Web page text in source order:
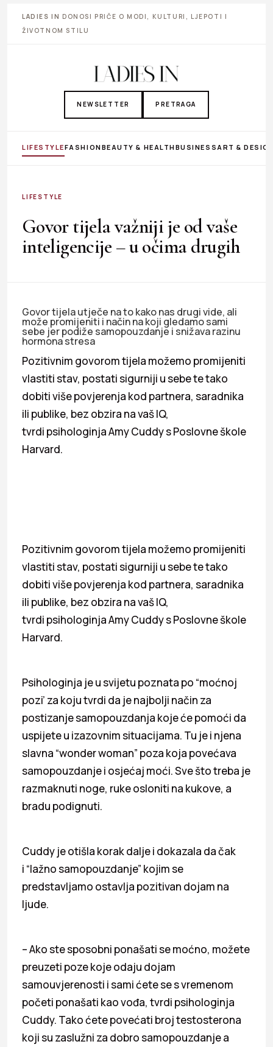
LADIES IN DONOSI PRIČE O MODI, KULTURI, LJEPOTI I
ŽIVOTNOM STILU
NEWSLETTER PRETRAGA
LIFESTYLEFASHIONBEAUTY & HEALTHBUSINESS ART &
LIFESTYLE
Govor tijela važniji je od vaše
inteligencije – u očima drugih
Govor tijela utječe na to kako nas drugi vide, ali
može promijeniti i način na koji gledamo sami
sebe jer podiže samopouzdanje i snižava razinu
hormona stresa
Pozitivnim govorom tijela možemo promijeniti
vlastiti stav, postati sigurniji u sebe te tako
dobiti više povjerenja kod partnera, saradnika
ili publike, bez obzira na vaš IQ,
tvrdi psihologinja Amy Cuddy s Poslovne škole
Harvard.
Pozitivnim govorom tijela možemo promijeniti
vlastiti stav, postati sigurniji u sebe te tako
dobiti više povjerenja kod partnera, saradnika
ili publike, bez obzira na vaš IQ,
tvrdi psihologinja Amy Cuddy s Poslovne škole
Harvard.
Psihologinja je u svijetu poznata po “moćnoj
pozi’ za koju tvrdi da je najbolji način za
postizanje samopouzdanja koje će pomoći da
uspijete u izazovnim situacijama. Tu je i njena
slavna “wonder woman” poza koja povećava
samopouzdanje i osjećaj moći. Sve što treba je
razmaknuti noge, ruke osloniti na kukove, a
bradu podignuti.
Cuddy je otišla korak dalje i dokazala da čak
i “lažno samopouzdanje” kojim se
predstavljamo ostavlja pozitivan dojam na
ljude.
– Ako ste sposobni ponašati se moćno, možete
preuzeti poze koje odaju dojam
samouvjerenosti i sami ćete se s vremenom
početi ponašati kao vođa, tvrdi psihologinja
Cuddy. Tako ćete povećati broj testosterona
koji su zaslužni za dobro samopouzdanje a